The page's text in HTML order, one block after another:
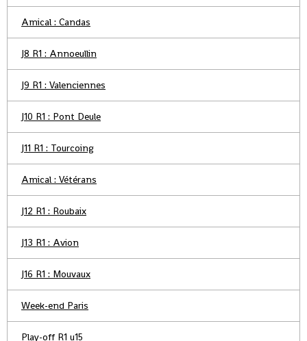
Amical : Candas
J8 R1 : Annoeullin
J9 R1 : Valenciennes
J10 R1 : Pont Deule
J11 R1 : Tourcoing
Amical : Vétérans
J12 R1 : Roubaix
J13 R1 : Avion
J16 R1 : Mouvaux
Week-end Paris
Play-off R1 u15